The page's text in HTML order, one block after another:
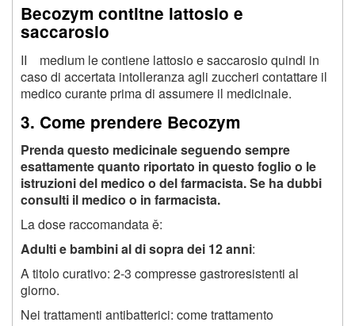
Becozym contitne lattosio e
saccarosio
II medium le contiene lattosio e saccarosio quindi in
caso di accertata intolleranza agli zuccheri contattare il
medico curante prima di assumere il medicinale.
3. Come prendere Becozym
Prenda questo medicinale seguendo sempre
esattamente quanto riportato in questo foglio o le
istruzioni del medico o del farmacista. Se ha dubbi
consulti il medico o in farmacista.
La dose raccomandata ě:
Adulti e bambini al di sopra dei 12 anni:
A titolo curativo: 2-3 compresse gastroresistenti al
giorno.
Nei trattamenti antibatterici: come trattamento